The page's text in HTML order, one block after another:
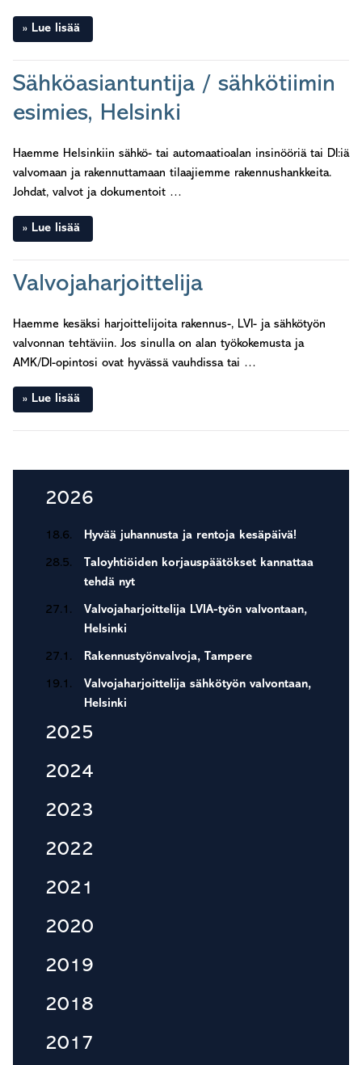
Lue lisää
Sähköasiantuntija / sähkötiimin
esimies, Helsinki
Haemme Helsinkiin sähkö- tai automaatioalan insinööriä tai DI:iä
valvomaan ja rakennuttamaan tilaajiemme rakennushankkeita.
Johdat, valvot ja dokumentoit …
Lue lisää
Valvojaharjoittelija
Haemme kesäksi harjoittelijoita rakennus-, LVI- ja sähkötyön
valvonnan tehtäviin. Jos sinulla on alan työkokemusta ja
AMK/DI-opintosi ovat hyvässä vauhdissa tai …
Lue lisää
Ensisijainen
sivupalkki
2026
18.6. Hyvää juhannusta ja rentoja kesäpäivä!
28.5.
Taloyhtiöiden korjauspäätökset kannattaa
tehdä nyt
27.1.
Valvojaharjoittelija LVIA-työn valvontaan,
Helsinki
27.1. Rakennustyönvalvoja, Tampere
19.1.
Valvojaharjoittelija sähkötyön valvontaan,
Helsinki
2025
2024
2023
2022
2021
2020
2019
2018
2017